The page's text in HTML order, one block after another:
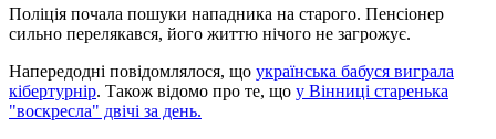
Поліція почала пошуки нападника на старого. Пенсіонер
сильно перелякався, його життю нічого не загрожує.
Напередодні повідомлялося, що українська бабуся виграла
кібертурнір. Також відомо про те, що у Вінниці старенька
"воскресла" двічі за день.